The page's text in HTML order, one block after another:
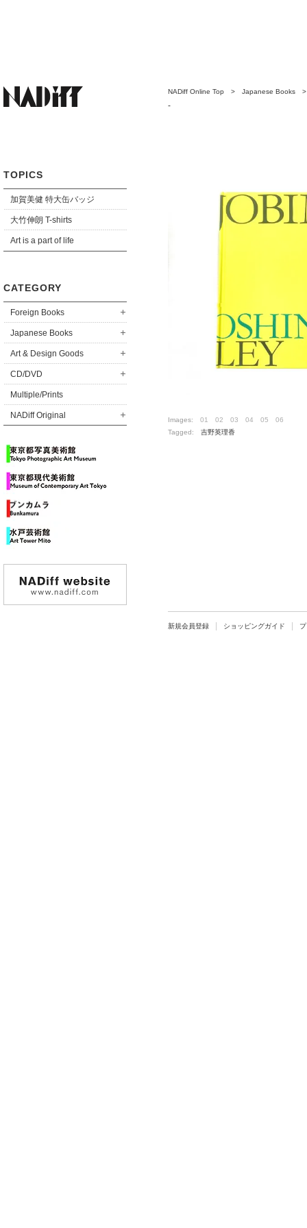
TOPICS
加賀美健 特大缶バッジ
大竹伸朗 T-shirts
Art is a part of life
CATEGORY
Foreign Books
Japanese Books
Art & Design Goods
CD/DVD
Multiple/Prints
NADiff Original
NADiff Online Top > Japanese Books
-
Images: 01 02 03 04 05
06
Tagged: 吉野英理香
新規会員登録 ショッピングガイド